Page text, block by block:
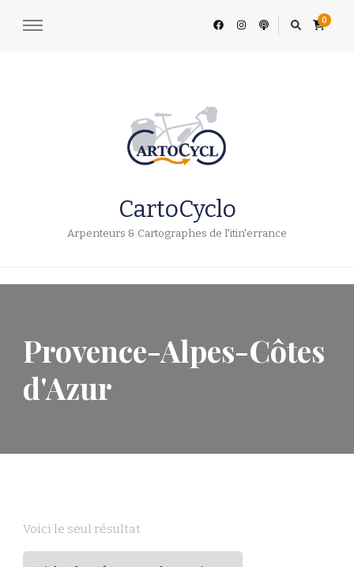
0
CartoCyclo
Arpenteurs & Cartographes de l'itin'errance
Provence-Alpes-Côtes
d'Azur
Voici le seul résultat